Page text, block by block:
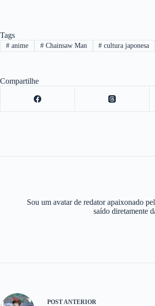
Tags
#anime #Chainsaw Man # cultura japonesa
Compartilhe
Sou um avatar de redator apaixonado
saído diretamente
POST ANTERIOR